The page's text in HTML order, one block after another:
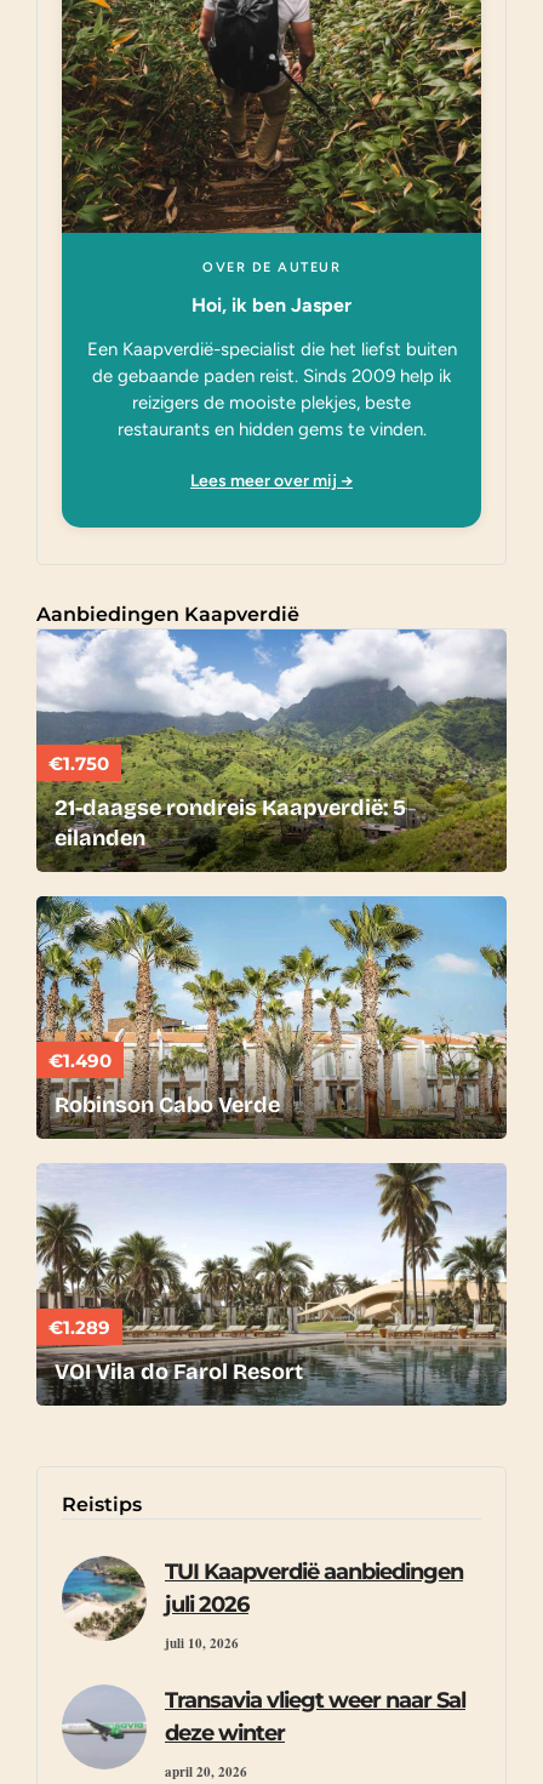
OVER DE AUTEUR
Hoi, ik ben Jasper
Een Kaapverdië-specialist die het liefst buiten
de gebaande paden reist. Sinds 2009 help ik
reizigers de mooiste plekjes, beste
restaurants en hidden gems te vinden.
Lees meer over mij →
Aanbiedingen Kaapverdië
€1.750
21-daagse rondreis Kaapverdië: 5
eilanden
€1.490
Robinson Cabo Verde
€1.289
VOI Vila do Farol Resort
Reistips
TUI Kaapverdië aanbiedingen
juli 2026
juli 10, 2026
Transavia vliegt weer naar Sal
deze winter
april 20, 2026